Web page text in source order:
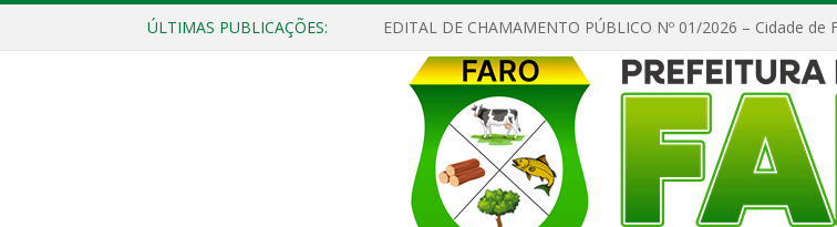
ÚLTIMAS PUBLICAÇÕES: EDITAL DE CHAMAMENTO PÚBLICO Nº 01/2026 – Cidade de